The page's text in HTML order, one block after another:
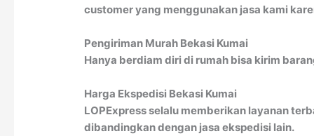
customer yang menggunakan jasa kami
Pengiriman Murah Bekasi Kumai
Hanya berdiam diri di rumah bisa kirim
Harga Ekspedisi Bekasi Kumai
LOPExpress selalu memberikan layanan
dibandingkan dengan jasa ekspedisi lain.